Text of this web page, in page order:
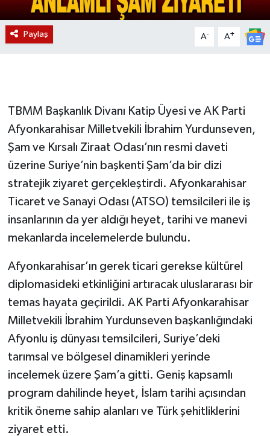
Paylaş A- A+
TBMM Başkanlık Divanı Katip Üyesi ve AK Parti
Afyonkarahisar Milletvekili İbrahim Yurdunseven,
Şam ve Kırsalı Ziraat Odası’nın resmi daveti
üzerine Suriye’nin başkenti Şam’da bir dizi
stratejik ziyaret gerçekleştirdi. Afyonkarahisar
Ticaret ve Sanayi Odası (ATSO) temsilcileri ile iş
insanlarının da yer aldığı heyet, tarihi ve manevi
mekanlarda incelemelerde bulundu.
Afyonkarahisar’ın gerek ticari gerekse kültürel
diplomasideki etkinliğini artıracak uluslararası bir
temas hayata geçirildi. AK Parti Afyonkarahisar
Milletvekili İbrahim Yurdunseven başkanlığındaki
Afyonlu iş dünyası temsilcileri, Suriye’deki
tarımsal ve bölgesel dinamikleri yerinde
incelemek üzere Şam’a gitti. Geniş kapsamlı
program dahilinde heyet, İslam tarihi açısından
kritik öneme sahip alanları ve Türk şehitliklerini
ziyaret etti.